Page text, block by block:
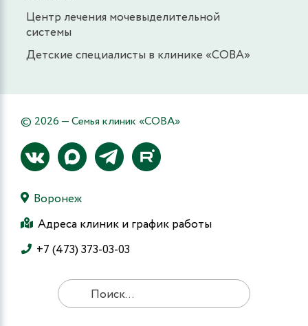
Центр лечения мочевыделительной
системы
Детские специалисты в клинике «СОВА»
© 2026 — Семья клиник «СОВА»
Воронеж
Адреса клиник и график работы
+7 (473) 373-03-03